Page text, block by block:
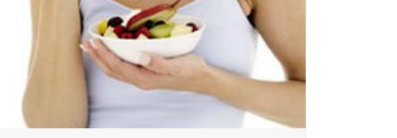
Чилито подобрява